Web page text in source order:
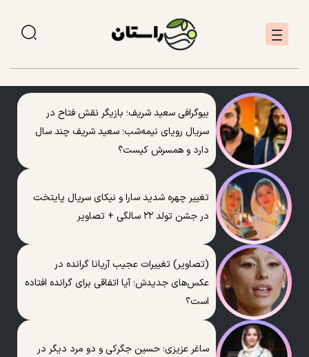
بیوگرافی سعید شریف؛ بازیگر نقش فتاح در
سریال رویای نیمه‌شب؛ سعید شریف چند سال
دارد و همسرش کیست؟
تغییر چهره شدید سارا و نیکای سریال پایتخت
در جشن تولد ۲۲ سالگی + تصاویر
(تصاویر) تغییرات عجیب آریانا گرانده در
عکس‌های جدیدش؛ آیا اتفاقی برای گرانده افتاده
است؟
ساغر عزیزی: حسین جگرکی و دو مرد دیگر در